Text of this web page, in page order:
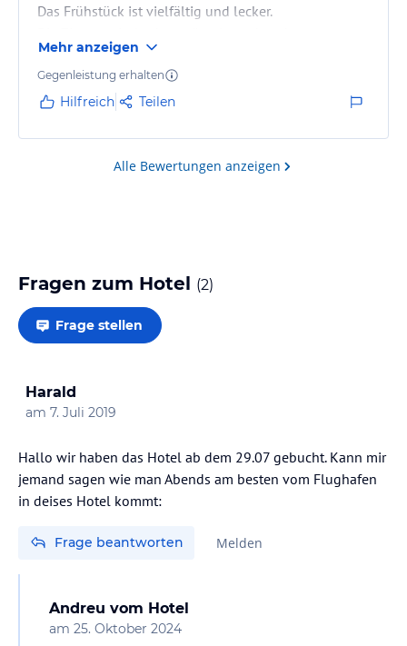
Das Frühstück ist vielfältig und lecker.
Ausgestattet mit einem Kühlschrank und einem Safe
sowie zusätzlichen Decken.
Unser Aufenthalt war sehr angenehm.
Mehr anzeigen
Gegenleistung erhalten
Hilfreich Teilen
Alle Bewertungen anzeigen
Fragen zum Hotel (2)
Frage stellen
Harald
am 7. Juli 2019
Hallo wir haben das Hotel ab dem 29.07 gebucht. Kann mir
jemand sagen wie man Abends am besten vom Flughafen
in deises Hotel kommt:
Frage beantworten Melden
Andreu vom Hotel
am 25. Oktober 2024